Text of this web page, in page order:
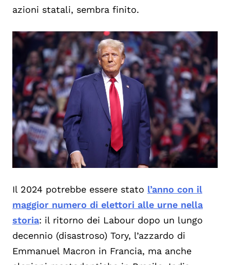
azioni statali, sembra finito.
Il 2024 potrebbe essere stato l’anno con il
maggior numero di elettori alle urne nella
storia: il ritorno dei Labour dopo un lungo
decennio (disastroso) Tory, l’azzardo di
Emmanuel Macron in Francia, ma anche